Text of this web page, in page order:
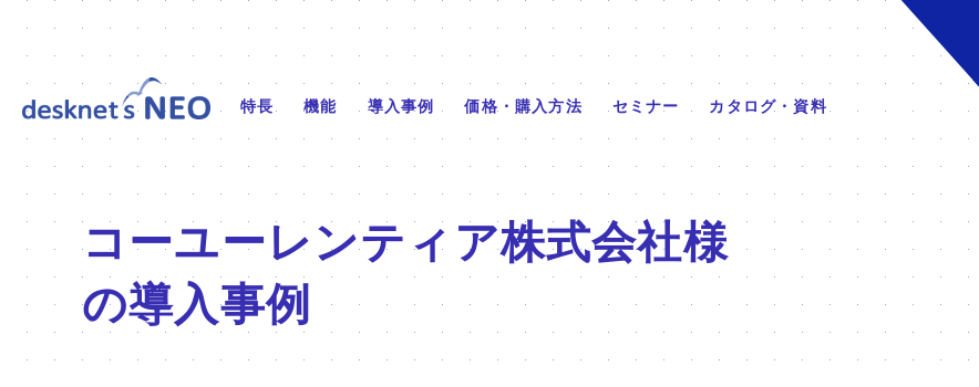
特長 機能 導入事例 価格・購入方法 セミナー カタログ・資料
コーユーレンティア株式会社様
の導入事例